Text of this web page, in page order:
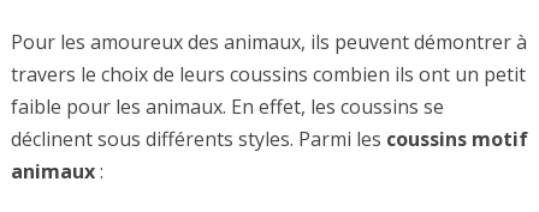
Pour les amoureux des animaux, ils peuvent démontrer à
travers le choix de leurs coussins combien ils ont un petit
faible pour les animaux. En effet, les coussins se
déclinent sous différents styles. Parmi les coussins motif
animaux: